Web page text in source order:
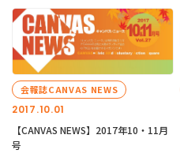
2017.10.01
会報誌CANVAS NEWS
【CANVAS NEWS】2017年10・11月
号